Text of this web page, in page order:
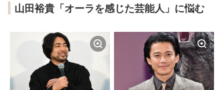
山田裕貴「オーラを感じた芸能人」に悩む